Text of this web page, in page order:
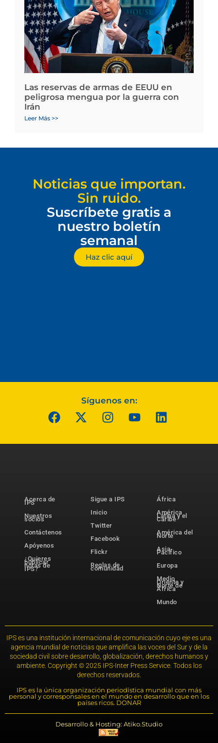
Las reservas de armas de EEUU en
peligrosa mengua por la guerra con
Irán
Leer Más >>
Noticias que importan.
Sin ruido.
Suscríbete gratis a
nuestro boletín
semanal
Haz clic aquí
Síguenos en:
Acerca de
IPS
Nuestros
socios
Contáctenos
Apóyenos
¿Quieres
publicar
notas de
IPS?
Sigue a IPS
Inicio
Twitter
Facebook
Flickr
Reglas de
comunidad
África
América
Latina y el
Caribe
América del
Norte
Asia-
Pacífico
Europa
Medio
Oriente y
Norte de
África
Mundo
IPS es una institución internacional de comunicación cuyo eje es una
agencia mundial de noticias que amplifica las voces del Sur y de la
sociedad civil sobre desarrollo, globalización, derechos humanos y
ambiente. Copyright © 2025 IPS-Inter Press Service. Todos los
derechos reservados.
IPS es la única organización periodística mundial con más
personal y corresponsales en el mundo en desarrollo que en los
países ricos. DONAR
Desarrollo & Hosting: Atiko.Studio